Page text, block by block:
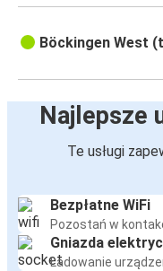
Böckingen West
Najlepsze
Te usługi
Bezpłatne WiFi
Pozostań w
Gniazda
Ładowanie